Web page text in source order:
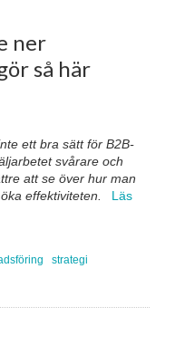
ner
så här
ett bra sätt för B2B-
svårare och
att se över hur man
effektiviteten.
Läs
strategi